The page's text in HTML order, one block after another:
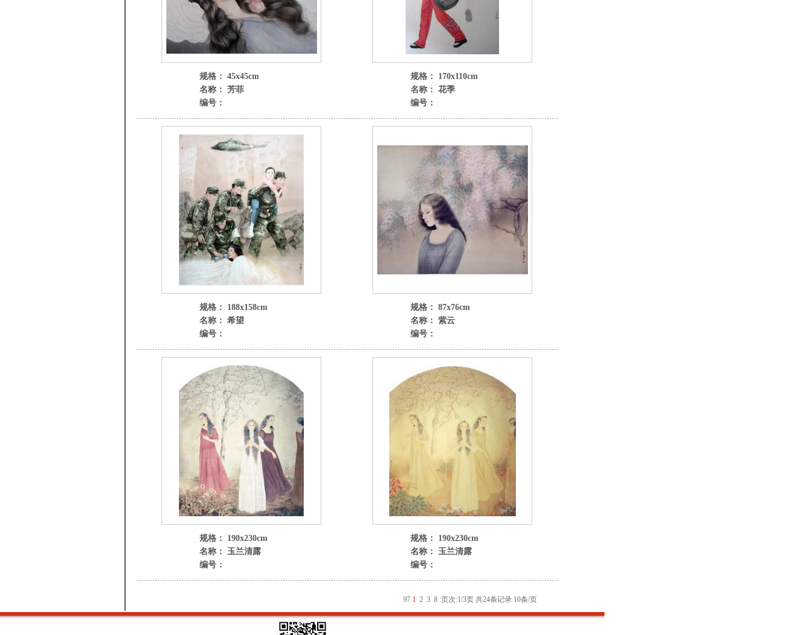
规格： 45x45cm
名称： 芳菲
编号：
规格： 170x110cm
名称： 花季
编号：
规格： 188x158cm
名称： 希望
编号：
规格： 87x76cm
名称： 紫云
编号：
规格： 190x230cm
名称： 玉兰清露
编号：
规格： 190x230cm
名称： 玉兰清露
编号：
97 1 2 3 8 :页次:1/3页 共24条记录 10条/页